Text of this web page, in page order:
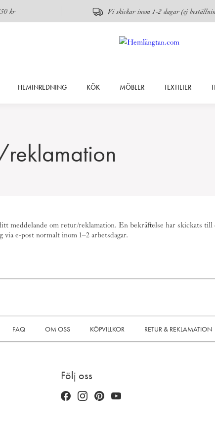
kr Vi skickar inom 1-2 dagar (ej
HEMINREDNING KÖK MÖBLER TEXTILIER
reklamation
meddelande om retur/reklamation. En bekräftelse har skickats
e-post normalt inom 1–2 arbetsdagar.
FAQ OM OSS KÖPVILLKOR RETUR & REKLAMATION
Följ oss